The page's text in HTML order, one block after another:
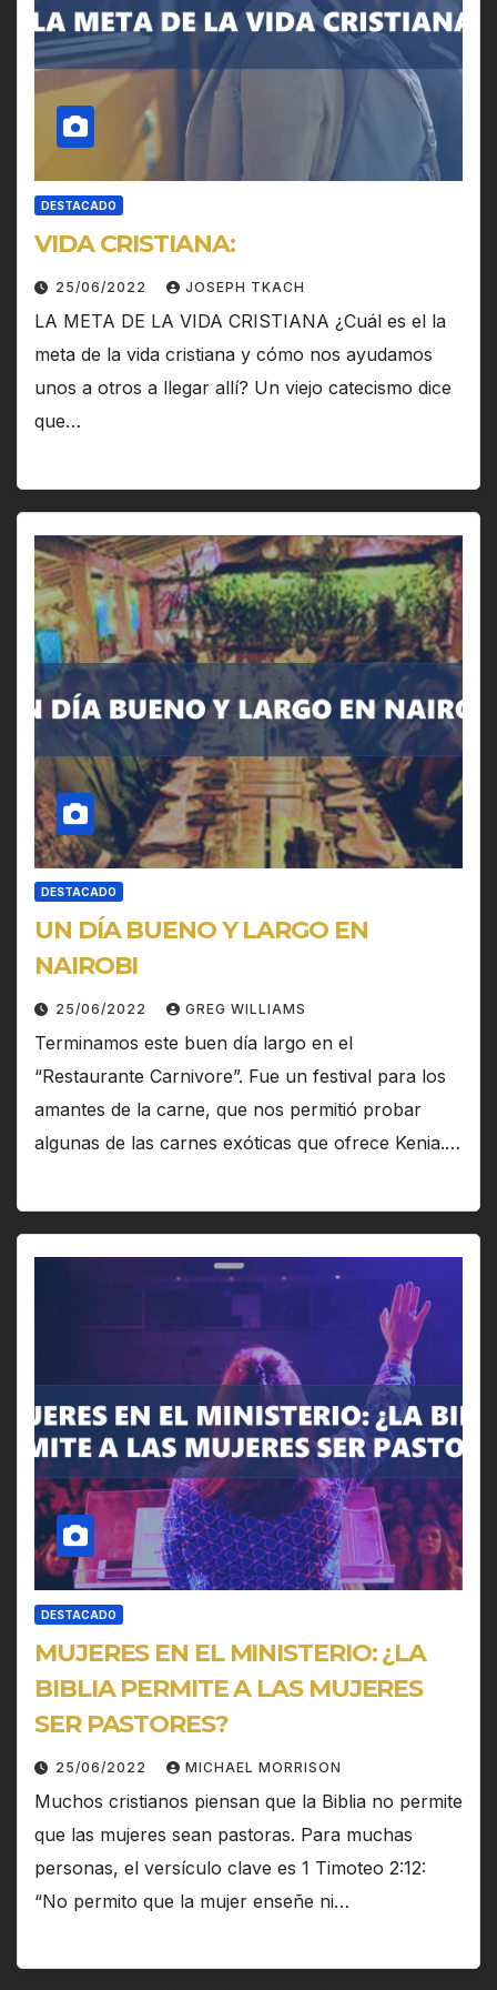
DESTACADO
VIDA CRISTIANA:
25/06/2022 JOSEPH TKACH
LA META DE LA VIDA CRISTIANA ¿Cuál es el la
meta de la vida cristiana y cómo nos ayudamos
unos a otros a llegar allí? Un viejo catecismo dice
que…
DESTACADO
UN DÍA BUENO Y LARGO EN
NAIROBI
25/06/2022 GREG WILLIAMS
Terminamos este buen día largo en el
“Restaurante Carnivore”. Fue un festival para los
amantes de la carne, que nos permitió probar
algunas de las carnes exóticas que ofrece Kenia.…
DESTACADO
MUJERES EN EL MINISTERIO: ¿LA
BIBLIA PERMITE A LAS MUJERES
SER PASTORES?
25/06/2022 MICHAEL MORRISON
Muchos cristianos piensan que la Biblia no permite
que las mujeres sean pastoras. Para muchas
personas, el versículo clave es 1 Timoteo 2:12:
“No permito que la mujer enseñe ni…